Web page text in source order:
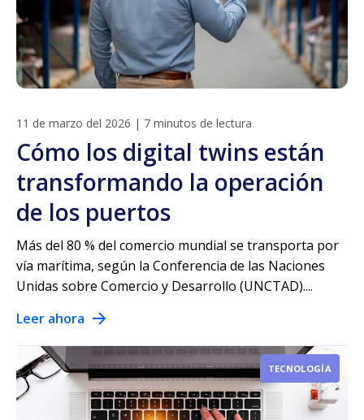
11 de marzo del 2026 | 7 minutos de lectura
Cómo los digital twins están
transformando la operación
de los puertos
Más del 80 % del comercio mundial se transporta por
vía marítima, según la Conferencia de las Naciones
Unidas sobre Comercio y Desarrollo (UNCTAD)....
Leer ahora
TECNOLOGÍA